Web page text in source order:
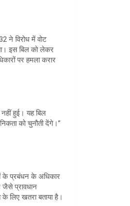
ने विरोध में वोट
इस बिल को लेकर
पर हमला करार
हुई। यह बिल
को चुनौती देंगे।”
के प्रबंधन के अधिकार
जैसे प्रावधान
लिए खतरा बताया है।